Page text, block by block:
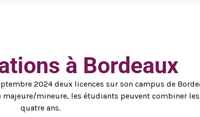
à Bordeaux
2024 deux licences sur son campus de
majeure/mineure, les étudiants peuvent combiner
quatre ans.